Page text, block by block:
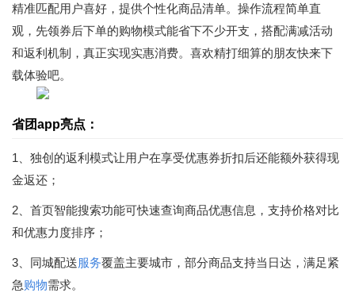
精准匹配用户喜好，提供个性化商品清单。操作流程简单直
观，先领券后下单的购物模式能省下不少开支，搭配满减活动
和返利机制，真正实现实惠消费。喜欢精打细算的朋友快来下
载体验吧。
省团app亮点：
1、独创的返利模式让用户在享受优惠券折扣后还能额外获得现
金返还；
2、首页智能搜索功能可快速查询商品优惠信息，支持价格对比
和优惠力度排序；
3、同城配送服务覆盖主要城市，部分商品支持当日达，满足紧
急购物需求。